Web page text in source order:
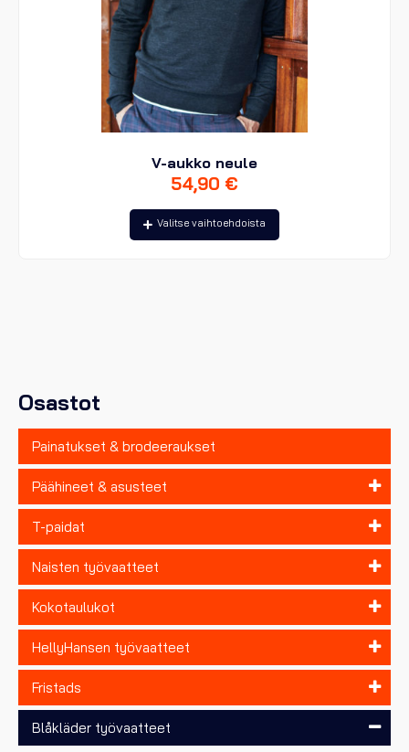
Osastot
Painatukset & brodeeraukset
Päähineet & asusteet
T-paidat
Naisten työvaatteet
Kokotaulukot
HellyHansen työvaatteet
Fristads
Blåkläder työvaatteet
V-aukko neule
54,90 €
Valitse vaihtoehdoista
Tällä
tuotteella